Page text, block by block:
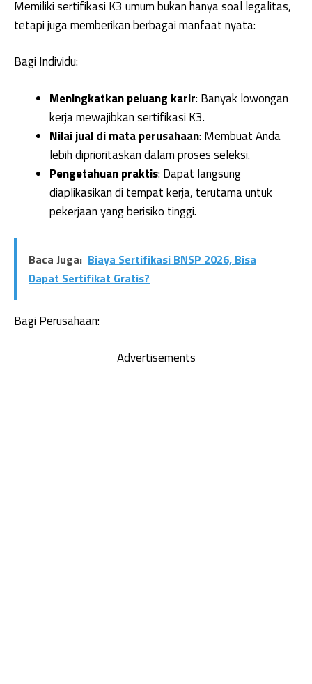
Memiliki sertifikasi K3 umum bukan hanya soal legalitas,
tetapi juga memberikan berbagai manfaat nyata:
Bagi Individu:
Meningkatkan peluang karir: Banyak lowongan
kerja mewajibkan sertifikasi K3.
Nilai jual di mata perusahaan: Membuat Anda
lebih diprioritaskan dalam proses seleksi.
Pengetahuan praktis: Dapat langsung
diaplikasikan di tempat kerja, terutama untuk
pekerjaan yang berisiko tinggi.
Baca Juga: Biaya Sertifikasi BNSP 2026, Bisa
Dapat Sertifikat Gratis?
Bagi Perusahaan:
Advertisements